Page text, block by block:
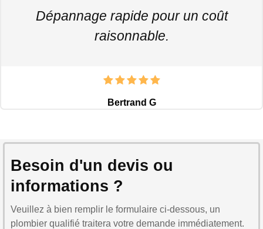
Dépannage rapide pour un coût
raisonnable.
Bertrand G
Besoin d'un devis ou
informations ?
Veuillez à bien remplir le formulaire ci-dessous, un
plombier qualifié traitera votre demande immédiatement.